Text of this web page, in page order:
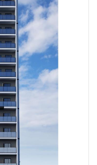
リーレント
㎡
ーレント